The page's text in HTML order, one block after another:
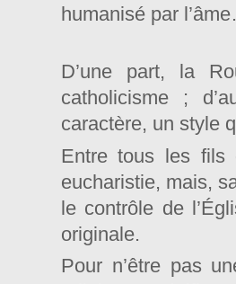
humanisé par
D’une part, la
catholicisme ;
caractère, un style
Entre tous les fils
eucharistie, mais,
le contrôle de
originale.
Pour n’être pas